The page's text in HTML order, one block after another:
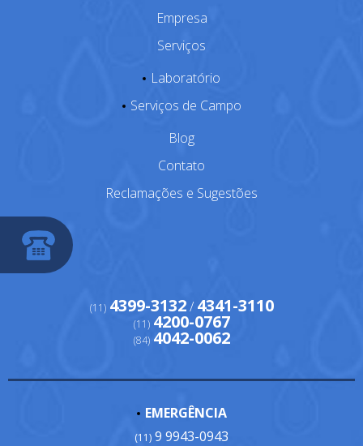
Empresa
Serviços
Laboratório
Serviços de Campo
Blog
Contato
Reclamações e Sugestões
(11) 4399-3132/ 4341-3110
(11) 4200-0767
(84) 4042-0062
EMERGÊNCIA
(11) 9 9943-0943